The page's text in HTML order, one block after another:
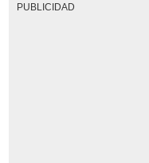
PUBLICIDAD